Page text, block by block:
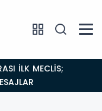
16:49